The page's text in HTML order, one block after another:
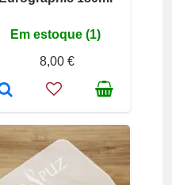
Em estoque (1)
8,00 €